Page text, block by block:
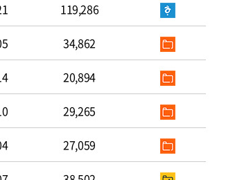
119,286
34,862
20,894
29,265
27,059